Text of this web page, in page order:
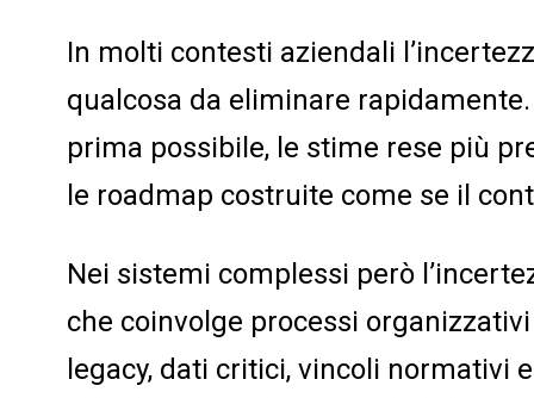
In molti contesti aziendali
qualcosa da eliminare
prima possibile, le stime rese più
le roadmap costruite come se il
Nei sistemi complessi però
che coinvolge processi
legacy, dati critici, vincoli normativi